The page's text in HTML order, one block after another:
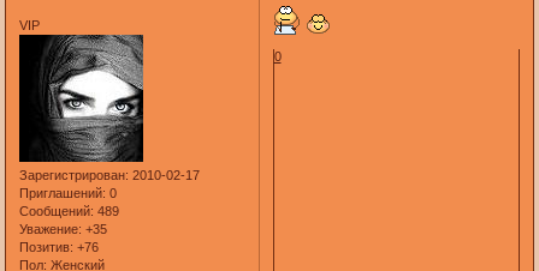
VIP
Зарегистрирован: 2010-02-17
Приглашений: 0
Сообщений: 489
Уважение: +35
Позитив: +76
Пол: Женский
0